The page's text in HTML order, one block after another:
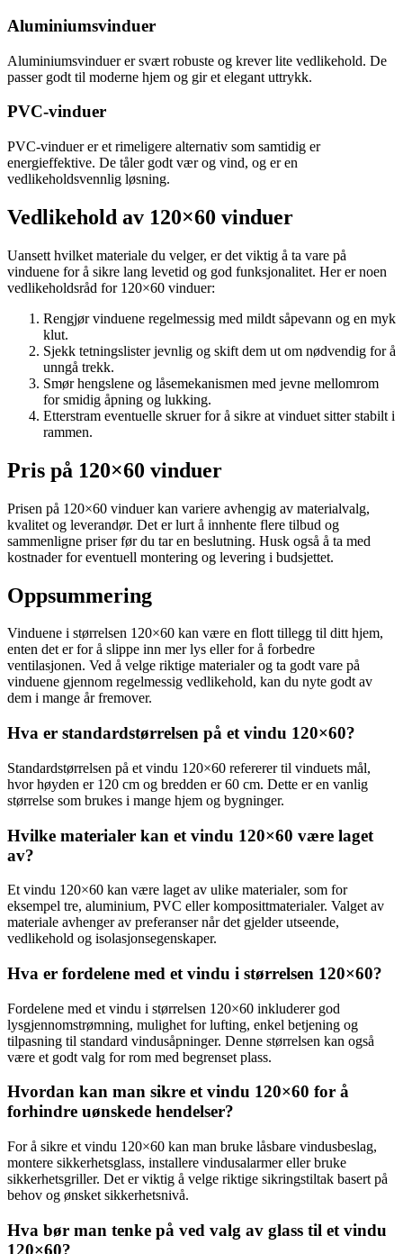
Aluminiumsvinduer
Aluminiumsvinduer er svært robuste og krever lite vedlikehold. De
passer godt til moderne hjem og gir et elegant uttrykk.
PVC-vinduer
PVC-vinduer er et rimeligere alternativ som samtidig er
energieffektive. De tåler godt vær og vind, og er en
vedlikeholdsvennlig løsning.
Vedlikehold av 120×60 vinduer
Uansett hvilket materiale du velger, er det viktig å ta vare på
vinduene for å sikre lang levetid og god funksjonalitet. Her er noen
vedlikeholdsråd for 120×60 vinduer:
Rengjør vinduene regelmessig med mildt såpevann og en myk
klut.
Sjekk tetningslister jevnlig og skift dem ut om nødvendig for å
unngå trekk.
Smør hengslene og låsemekanismen med jevne mellomrom
for smidig åpning og lukking.
Etterstram eventuelle skruer for å sikre at vinduet sitter stabilt i
rammen.
Pris på 120×60 vinduer
Prisen på 120×60 vinduer kan variere avhengig av materialvalg,
kvalitet og leverandør. Det er lurt å innhente flere tilbud og
sammenligne priser før du tar en beslutning. Husk også å ta med
kostnader for eventuell montering og levering i budsjettet.
Oppsummering
Vinduene i størrelsen 120×60 kan være en flott tillegg til ditt hjem,
enten det er for å slippe inn mer lys eller for å forbedre
ventilasjonen. Ved å velge riktige materialer og ta godt vare på
vinduene gjennom regelmessig vedlikehold, kan du nyte godt av
dem i mange år fremover.
Hva er standardstørrelsen på et vindu 120×60?
Standardstørrelsen på et vindu 120×60 refererer til vinduets mål,
hvor høyden er 120 cm og bredden er 60 cm. Dette er en vanlig
størrelse som brukes i mange hjem og bygninger.
Hvilke materialer kan et vindu 120×60 være laget
av?
Et vindu 120×60 kan være laget av ulike materialer, som for
eksempel tre, aluminium, PVC eller komposittmaterialer. Valget av
materiale avhenger av preferanser når det gjelder utseende,
vedlikehold og isolasjonsegenskaper.
Hva er fordelene med et vindu i størrelsen 120×60?
Fordelene med et vindu i størrelsen 120×60 inkluderer god
lysgjennomstrømning, mulighet for lufting, enkel betjening og
tilpasning til standard vindusåpninger. Denne størrelsen kan også
være et godt valg for rom med begrenset plass.
Hvordan kan man sikre et vindu 120×60 for å
forhindre uønskede hendelser?
For å sikre et vindu 120×60 kan man bruke låsbare vindusbeslag,
montere sikkerhetsglass, installere vindusalarmer eller bruke
sikkerhetsgriller. Det er viktig å velge riktige sikringstiltak basert på
behov og ønsket sikkerhetsnivå.
Hva bør man tenke på ved valg av glass til et vindu
120×60?